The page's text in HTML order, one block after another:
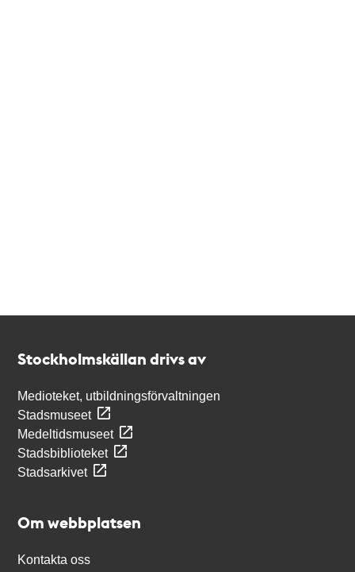
Stockholmskällan drivs av
Medioteket, utbildningsförvaltningen
Stadsmuseet
Medeltidsmuseet
Stadsbiblioteket
Stadsarkivet
Om webbplatsen
Kontakta oss